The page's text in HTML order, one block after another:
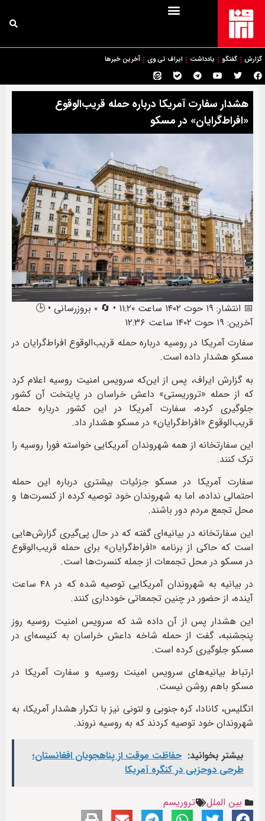
گزارش گفتگو یادداشت ایراف تی وی آخرین خبرها
هشدار سفارت آمریکا درباره حمله قریب‌الوقوع
«افراط‌گرایان» در مسکو
📅 انتشار: ۱۹ حوت ۱۴۰۲ ساعت ۱۱:۲۰ • 🔄 ۰ بروزرسانی • 🕒
آخرین: ۱۹ حوت ۱۴۰۲ ساعت ۱۲:۳۶
سفارت آمریکا در روسیه درباره حمله قریب‌الوقوع افراط‌گرایان در
مسکو هشدار داده است.
به گزارش ایراف، پس از این‌که سرویس امنیت روسیه اعلام کرد
که از حمله «تروریستی» داعش خراسان در پایتخت آن کشور
جلوگیری کرده، سفارت آمریکا در این کشور درباره حمله
قریب‌الوقوع «افراط‌گرایان» در مسکو هشدار داد.
این سفارتخانه از همه شهروندان آمریکایی‌ خواسته فورا روسیه را
ترک کنند.
سفارت آمریکا در مسکو جزئیات بیشتری درباره این حمله
احتمالی نداده، اما به شهروندان خود توصیه کرده از کنسرت‌ها و
محل تجمع مردم دور باشند.
این سفارتخانه در بیانیه‌ای گفته که در حال پی‌گیری گزارش‌هایی
است که حاکی از برنامه «افراط‌گرایان» برای حمله قریب‌الوقوع
در مسکو در محل تجمعات از جمله کنسرت‌ها است.
در بیانیه به شهروندان آمریکایی‌ توصیه شده که در ۴۸ ساعت
آینده، از حضور در چنین تجمعاتی خودداری کنند.
این هشدار پس از آن داده شد که سرویس امنیت روسیه روز
پنجشنبه، گفت از حمله شاخه داعش خراسان به کنیسه‌ای در
مسکو جلوگیری کرده است.
ارتباط بیانیه‌های سرویس امینت روسیه و سفارت آمریکا در
مسکو باهم روشن نیست.
انگلیس، کانادا، کره جنوبی و لتونی نیز با تکرار هشدار آمریکا، به
شهروندان خود توصیه کردند که به روسیه نروند.
بیشتر بخوانید: حفاظت موقت از پناهجویان افغانستان؛
طرحی دوحزبی در کنگره آمریکا
بین الملل تروریسم